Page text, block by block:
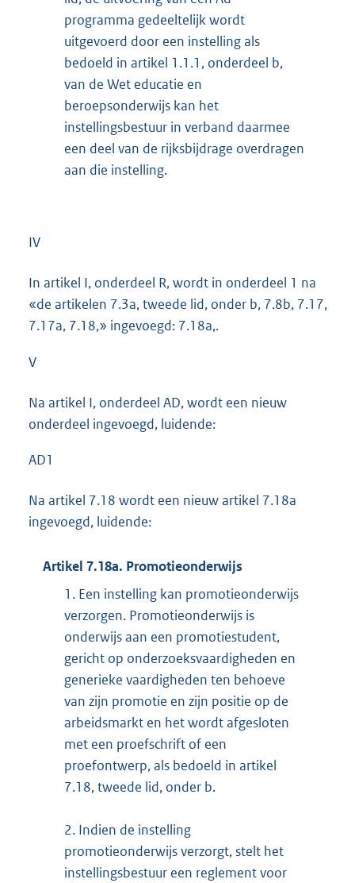
programma gedeeltelijk wordt
uitgevoerd door een instelling als
bedoeld in artikel 1.1.1, onderdeel b,
van de Wet educatie en
beroepsonderwijs kan het
instellingsbestuur in verband daarmee
een deel van de rijksbijdrage overdragen
aan die instelling.
IV
In artikel I, onderdeel R, wordt in onderdeel 1 na
«de artikelen 7.3a, tweede lid, onder b, 7.8b, 7.17,
7.17a, 7.18,» ingevoegd: 7.18a,.
V
Na artikel I, onderdeel AD, wordt een nieuw
onderdeel ingevoegd, luidende:
AD1
Na artikel 7.18 wordt een nieuw artikel 7.18a
ingevoegd, luidende:
Artikel 7.18a. Promotieonderwijs
1. Een instelling kan promotieonderwijs
verzorgen. Promotieonderwijs is
onderwijs aan een promotiestudent,
gericht op onderzoeksvaardigheden en
generieke vaardigheden ten behoeve
van zijn promotie en zijn positie op de
arbeidsmarkt en het wordt afgesloten
met een proefschrift of een
proefontwerp, als bedoeld in artikel
7.18, tweede lid, onder b.
2. Indien de instelling
promotieonderwijs verzorgt, stelt het
instellingsbestuur een reglement voor